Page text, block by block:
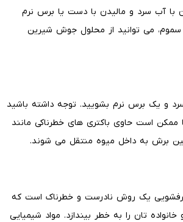
با آب سرد و مالیدن با دست یا برس نرم
می توانید از محلول جوش شیرین
و یک برس نرم بشویید. توجه داشته باشید
است حاوی باکتری های خطرناکی مانند
برش به داخل میوه منتقل می شوند.
یک روش نادرست و خطرناک است که
تان را به خطر بیندازد. مواد شیمیایی